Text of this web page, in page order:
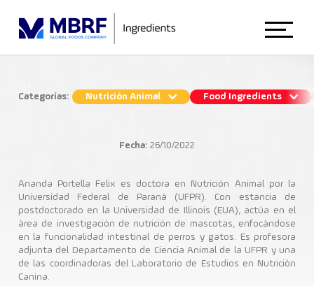
Animal Nutrition
Food Ingredients
en la Nutrición Animal
Nutrición Animal Institucional
Petfood
Ingredientes Nutricionales
Ingredientes Funcionales
BRFi Talks
Categorías: Nutrición Animal Food Ingredients
Fecha: 26/10/2022
Ananda Portella Felix es doctora en Nutrición Animal por la
Universidad Federal de Paraná (UFPR). Con estancia de
postdoctorado en la Universidad de Illinois (EUA), actúa en el
área de investigación de nutrición de mascotas, enfocándose
en la funcionalidad intestinal de perros y gatos. Es profesora
adjunta del Departamento de Ciencia Animal de la UFPR y una
de las coordinadoras del Laboratorio de Estudios en Nutrición
Canina.